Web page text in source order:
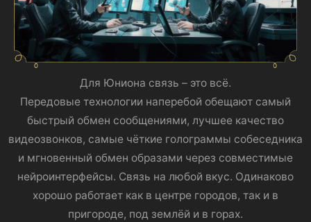
Для Юниона связь – это всё.
Передовые технологии наперебой обещают самый
быстрый обмен сообщениями, лучшее качество
видеозвонков, самые чёткие голограммы собеседника
и мгновенный обмен образами через совместимые
нейроинтерфейсы. Связь на любой вкус. Одинаково
хорошо работает как в центре городов, так и в
пригороде, под землёй и в горах.